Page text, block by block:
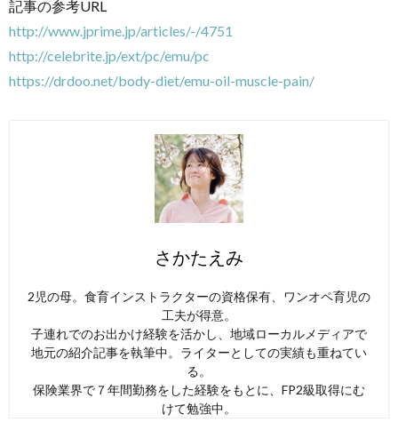
記事の参考URL
http://www.jprime.jp/articles/-/4751
http://celebrite.jp/ext/pc/emu/pc
https://drdoo.net/body-diet/emu-oil-muscle-pain/
さかたえみ
2児の母。食育インストラクターの資格保有、ワンオペ育児の
工夫が得意。
子連れでのお出かけ経験を活かし、地域ローカルメディアで
地元の紹介記事を執筆中。ライターとしての実績も重ねてい
る。
保険業界で７年間勤務をした経験をもとに、FP2級取得にむ
けて勉強中。